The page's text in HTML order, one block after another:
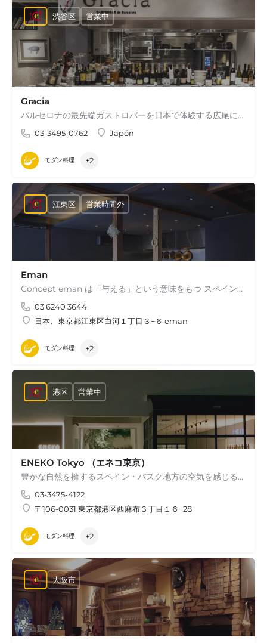
Gracia
バルセロナの最先端ガストロバーを日本で体験する広尾に新しくオープンしたグラシアGraciaはバルセロナの地名です…
03-3495-0762 Japón
渋谷区 営業中
モダン料理 +2
Eman
Concept eman は「与える」という意味をもつ スペインバスク地方の言葉です。 スペインの郷土料理はもちろん、 スペインと日本の文化を大切に僕たちの想いを 料理や空間に与えるという意味を込めました。…
03 6240 3644
日本、東京都江東区白河１丁目３−６ eman
江東区 営業時間外
モダン料理 +2
ENEKO Tokyo （エネコ東京）
豊かな自然を擁するスペイン・バスク地方の空気を感じる、食の喜びに溢れたバスクガストロノミー。…
03-3475-4122
〒106-0031 東京都港区西麻布３丁目１６−28
港区 営業中
モダン料理 +2
大阪市